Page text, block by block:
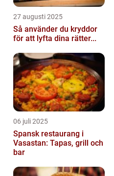
27 augusti 2025
Så använder du kryddor
för att lyfta dina rätter...
06 juli 2025
Spansk restaurang i
Vasastan: Tapas, grill och
bar